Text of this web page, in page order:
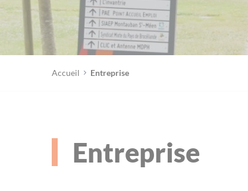
Accueil Entreprise
Entreprise